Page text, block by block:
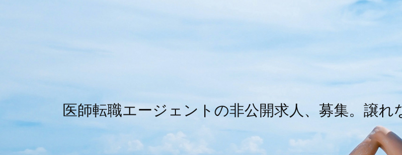
医師転職エージェントの非公開求人、募集。譲